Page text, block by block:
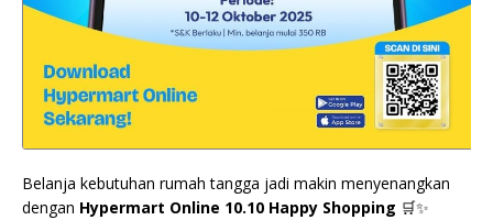
Belanja kebutuhan rumah tangga jadi makin menyenangkan
dengan Hypermart Online 10.10 Happy Shopping 🛒✨